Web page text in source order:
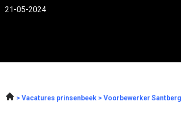
21-05-2024
Vacatures prinsenbeek Voorbewerker